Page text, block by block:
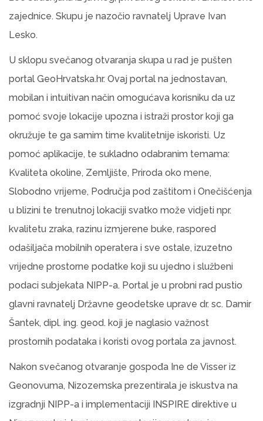
zajednice. Skupu je nazočio ravnatelj Uprave Ivan
Lesko.
U sklopu svečanog otvaranja skupa u rad je pušten
portal GeoHrvatska.hr. Ovaj portal na jednostavan,
mobilan i intuitivan način omogućava korisniku da uz
pomoć svoje lokacije upozna i istraži prostor koji ga
okružuje te ga samim time kvalitetnije iskoristi. Uz
pomoć aplikacije, te sukladno odabranim temama:
Kvaliteta okoline, Zemljište, Priroda oko mene,
Slobodno vrijeme, Područja pod zaštitom i Onečišćenja
u blizini te trenutnoj lokaciji svatko može vidjeti npr.
kvalitetu zraka, razinu izmjerene buke, raspored
odašiljača mobilnih operatera i sve ostale, izuzetno
vrijedne prostorne podatke koji su ujedno i službeni
podaci subjekata NIPP-a. Portal je u probni rad pustio
glavni ravnatelj Državne geodetske uprave dr. sc. Damir
Šantek, dipl. ing. geod. koji je naglasio važnost
prostornih podataka i koristi ovog portala za javnost.
Nakon svečanog otvaranje gospođa Ine de Visser iz
Geonovuma, Nizozemska prezentirala je iskustva na
izgradnji NIPP-a i implementaciji INSPIRE direktive u